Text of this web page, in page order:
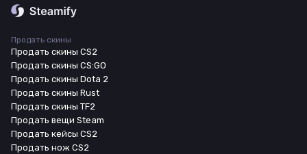
Продать скины
Продать скины CS2
Продать скины CS:GO
Продать скины Dota 2
Продать скины Rust
Продать скины TF2
Продать вещи Steam
Продать кейсы CS2
Продать нож CS2